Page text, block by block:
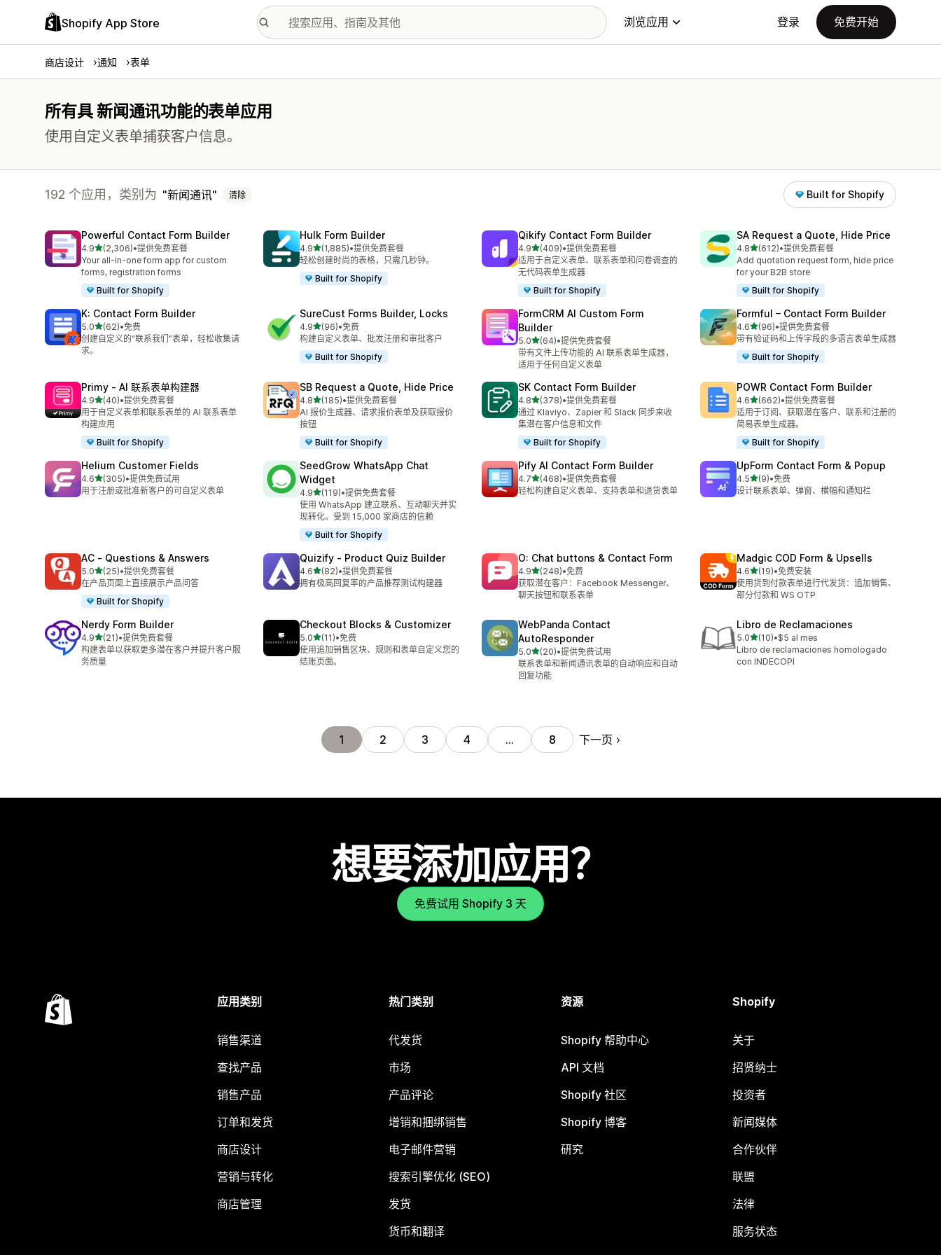
Shopify App Store 浏览应用 登录 免费开始
商店设计 通知 表单
所有具 新闻通讯功能的表单应用
使用自定义表单捕获客户信息。
192 个应用，类别为 新闻通讯 清除 Built for Shopify
Powerful Contact Form Builder
4.9星（满分 5 星）
(2,306)
总共 2306 条评论
•提供免费套餐
Your all-in-one form app for custom
forms, registration forms
Built for Shopify
Hulk Form Builder
4.9星（满分 5 星）
(1,885)
总共 1885 条评论
•提供免费套餐
轻松创建时尚的表格，只需几秒钟。
Built for Shopify
Qikify Contact Form Builder
4.9星（满分 5 星）
(409)
总共 409 条评论
•提供免费套餐
适用于自定义表单、联系表单和问卷调查的
无代码表单生成器
Built for Shopify
SA Request a Quote, Hide Price
4.8星（满分 5 星）
(612)
总共 612 条评论
•提供免费套餐
Add quotation request form, hide price
for your B2B store
Built for Shopify
K: Contact Form Builder
5.0星（满分 5 星）
(62)
总共 62 条评论
•免费
创建自定义的“联系我们”表单，轻松收集请
求。
SureCust Forms Builder, Locks
4.9星（满分 5 星）
(96)
总共 96 条评论
•免费
构建自定义表单、批发注册和审批客户
Built for Shopify
FormCRM AI Custom Form
Builder
5.0星（满分 5 星）
(64)
总共 64 条评论
•提供免费套餐
带有文件上传功能的 AI 联系表单生成器，
适用于任何自定义表单
Formful – Contact Form Builder
4.6星（满分 5 星）
(96)
总共 96 条评论
•提供免费套餐
带有验证码和上传字段的多语言表单生成器
Built for Shopify
Primy ‑ AI 联系表单构建器
4.9星（满分 5 星）
(40)
总共 40 条评论
•提供免费套餐
用于自定义表单和联系表单的 AI 联系表单
构建应用
Built for Shopify
SB Request a Quote, Hide Price
4.8星（满分 5 星）
(185)
总共 185 条评论
•提供免费套餐
AI 报价生成器、请求报价表单及获取报价
按钮
Built for Shopify
SK Contact Form Builder
4.8星（满分 5 星）
(378)
总共 378 条评论
•提供免费套餐
通过 Klaviyo、Zapier 和 Slack 同步来收
集潜在客户信息和文件
Built for Shopify
POWR Contact Form Builder
4.6星（满分 5 星）
(662)
总共 662 条评论
•提供免费套餐
适用于订阅、获取潜在客户、联系和注册的
简易表单生成器。
Built for Shopify
Helium Customer Fields
4.6星（满分 5 星）
(305)
总共 305 条评论
•提供免费试用
用于注册或批准新客户的可自定义表单
SeedGrow WhatsApp Chat
Widget
4.9星（满分 5 星）
(119)
总共 119 条评论
•提供免费套餐
使用 WhatsApp 建立联系、互动聊天并实
现转化。受到 15,000 家商店的信赖
Built for Shopify
Pify AI Contact Form Builder
4.7星（满分 5 星）
(468)
总共 468 条评论
•提供免费套餐
轻松构建自定义表单、支持表单和退货表单
UpForm Contact Form & Popup
4.5星（满分 5 星）
(9)
总共 9 条评论
•免费
设计联系表单、弹窗、横幅和通知栏
AC ‑ Questions & Answers
5.0星（满分 5 星）
(25)
总共 25 条评论
•提供免费套餐
在产品页面上直接展示产品问答
Built for Shopify
Quizify ‑ Product Quiz Builder
4.6星（满分 5 星）
(82)
总共 82 条评论
•提供免费套餐
拥有极高回复率的产品推荐测试构建器
O: Chat buttons & Contact Form
4.9星（满分 5 星）
(248)
总共 248 条评论
•免费
获取潜在客户：Facebook Messenger、
聊天按钮和联系表单
Madgic COD Form & Upsells
4.6星（满分 5 星）
(19)
总共 19 条评论
•免费安装
使用货到付款表单进行代发货：追加销售、
部分付款和 WS OTP
Nerdy Form Builder
4.9星（满分 5 星）
(21)
总共 21 条评论
•提供免费套餐
构建表单以获取更多潜在客户并提升客户服
务质量
Checkout Blocks & Customizer
5.0星（满分 5 星）
(11)
总共 11 条评论
•免费
使用追加销售区块、规则和表单自定义您的
结账页面。
WebPanda Contact
AutoResponder
5.0星（满分 5 星）
(20)
总共 20 条评论
•提供免费试用
联系表单和新闻通讯表单的自动响应和自动
回复功能
Libro de Reclamaciones
5.0星（满分 5 星）
(10)
总共 10 条评论
•$5 al mes
Libro de reclamaciones homologado
con INDECOPI
1 2 3 4 … 8 下一页
想要添加应用？
免费试用 Shopify 3 天
应用类别
销售渠道
查找产品
销售产品
订单和发货
商店设计
营销与转化
商店管理
热门类别
代发货
市场
产品评论
增销和捆绑销售
电子邮件营销
搜索引擎优化 (SEO)
发货
货币和翻译
资源
Shopify 帮助中心
API 文档
Shopify 社区
Shopify 博客
研究
Shopify
关于
招贤纳士
投资者
新闻媒体
合作伙伴
联盟
法律
服务状态